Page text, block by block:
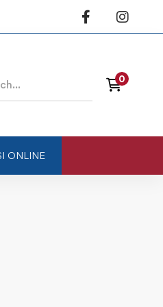
ONLINE